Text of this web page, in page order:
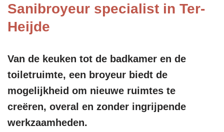
Sanibroyeur specialist in Ter-
Heijde
Van de keuken tot de badkamer en de
toiletruimte, een broyeur biedt de
mogelijkheid om nieuwe ruimtes te
creëren, overal en zonder ingrijpende
werkzaamheden.